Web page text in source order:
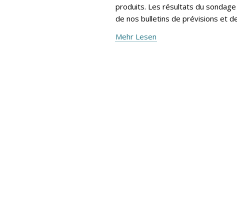
produits. Les résultats du
de nos bulletins de prévisions et
Mehr Lesen